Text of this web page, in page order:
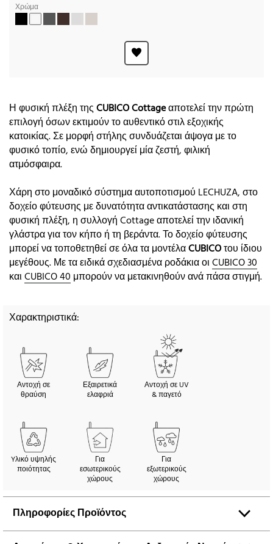
Χρώμα
Η φυσική πλέξη τηςCUBICO Cottageαποτελεί την πρώτη
επιλογή όσων εκτιμούν το αυθεντικό στιλ εξοχικής
κατοικίας. Σε μορφή στήλης συνδυάζεται άψογα με το
φυσικό τοπίο, ενώ δημιουργεί μία ζεστή, φιλική
ατμόσφαιρα.
Χάρη στο μοναδικό σύστημα αυτοποτισμού LECHUZA, στο
δοχείο φύτευσης με δυνατότητα αντικατάστασης και στη
φυσική πλέξη, η συλλογή Cottage αποτελεί την ιδανική
γλάστρα για τον κήπο ή τη βεράντα. Το δοχείο φύτευσης
μπορεί να τοποθετηθεί σε όλα τα μοντέλαCUBICOτου ίδιου
μεγέθους. Με τα ειδικά σχεδιασμένα ροδάκια οιCUBICO 30
καιCUBICO 40 μπορούν να μετακινηθούν ανά πάσα στιγμή.
Χαρακτηριστικά:
Αντοχή σε
θραύση
Εξαιρετικά
ελαφριά
Αντοχή σε UV
& παγετό
Yλικό υψηλής
ποιότητας
Για
εσωτερικούς
χώρους
Για
εξωτερικούς
χώρους
Πληροφορίες Προϊόντος